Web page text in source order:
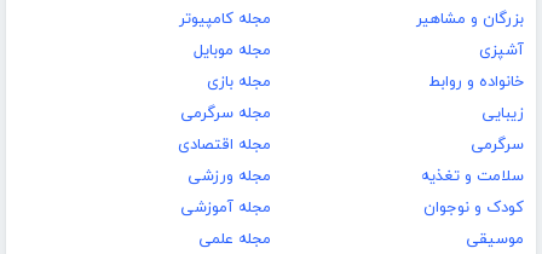
بزرگان و مشاهیر
آشپزی
خانواده و روابط
زیبایی
سرگرمی
سلامت و تغذیه
کودک و نوجوان
موسیقی
مجله کامپیوتر
مجله موبایل
مجله بازی
مجله سرگرمی
مجله اقتصادی
مجله ورزشی
مجله آموزشی
مجله علمی